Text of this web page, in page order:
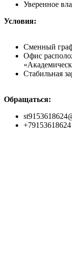
Уверенное
Условия:
Сменный
Офис
Стабильная
Обращаться:
+79153618624